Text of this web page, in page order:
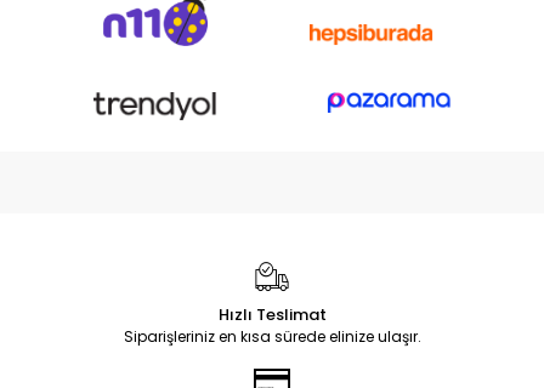
Hızlı Teslimat
Siparişleriniz en kısa sürede elinize ulaşır.